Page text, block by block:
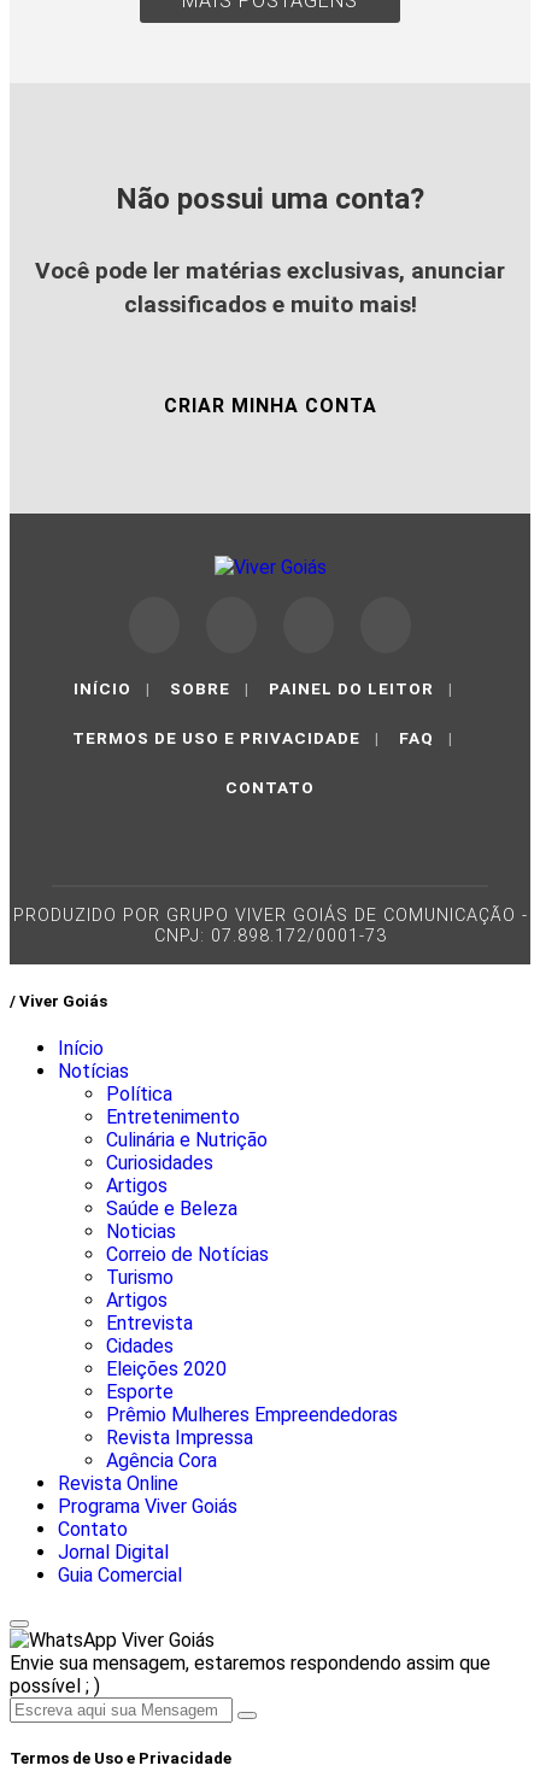
Não possui uma conta?
Você pode ler matérias exclusivas, anunciar
classificados e muito mais!
CRIAR MINHA CONTA
INÍCIO | SOBRE | PAINEL DO LEITOR |
TERMOS DE USO E PRIVACIDADE | FAQ |
CONTATO
PRODUZIDO POR GRUPO VIVER GOIÁS DE COMUNICAÇÃO -
CNPJ: 07.898.172/0001-73
/ Viver Goiás
Início
Notícias
Política
Entretenimento
Culinária e Nutrição
Curiosidades
Artigos
Saúde e Beleza
Noticias
Correio de Notícias
Turismo
Artigos
Entrevista
Cidades
Eleições 2020
Esporte
Prêmio Mulheres Empreendedoras
Revista Impressa
Agência Cora
Revista Online
Programa Viver Goiás
Contato
Jornal Digital
Guia Comercial
Viver Goiás
Envie sua mensagem, estaremos respondendo assim que
possível ; )
Termos de Uso e Privacidade